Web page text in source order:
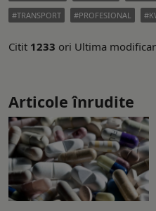
TRANSPORT
PROFESIONAL
Citit 1233 ori Ultima
Articole înrudite